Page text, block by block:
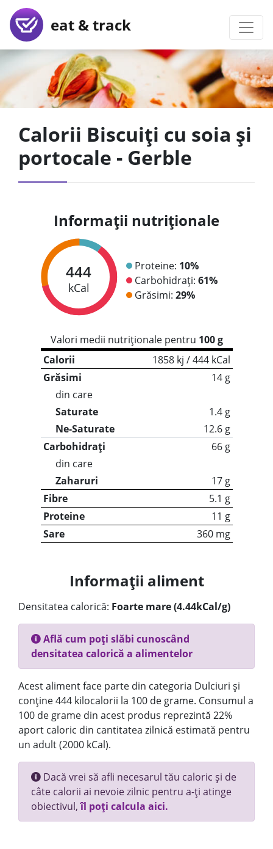
eat & track
Calorii Biscuiți cu soia și
portocale - Gerble
Informații nutriționale
444
kCal
Proteine: 10%
Carbohidrați: 61%
Grăsimi: 29%
Valori medii nutriționale pentru 100 g
Calorii
1858 kj / 444 kCal
Grăsimi
14 g
din care
Saturate
1.4 g
Ne-Saturate
12.6 g
Carbohidrați
66 g
din care
Zaharuri
17 g
Fibre
5.1 g
Proteine
11 g
Sare
360 mg
Informații aliment
Densitatea calorică: Foarte mare (4.44kCal/g)
Află cum poți slăbi cunoscând
densitatea calorică a alimentelor
Acest aliment face parte din categoria Dulciuri și
conține 444 kilocalorii la 100 de grame. Consumul a
100 de grame din acest produs reprezintă 22%
aport caloric din cantitatea zilnică estimată pentru
un adult (2000 kCal).
Dacă vrei să afli necesarul tău caloric și de
câte calorii ai nevoie zilnic pentru a-ți atinge
obiectivul,îl poți calcula aici.